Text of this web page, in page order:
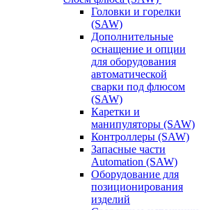
Головки и горелки
(SAW)
Дополнительные
оснащение и опции
для оборудования
автоматической
сварки под флюсом
(SAW)
Каретки и
манипуляторы (SAW)
Контроллеры (SAW)
Запасные части
Automation (SAW)
Оборудование для
позиционирования
изделий